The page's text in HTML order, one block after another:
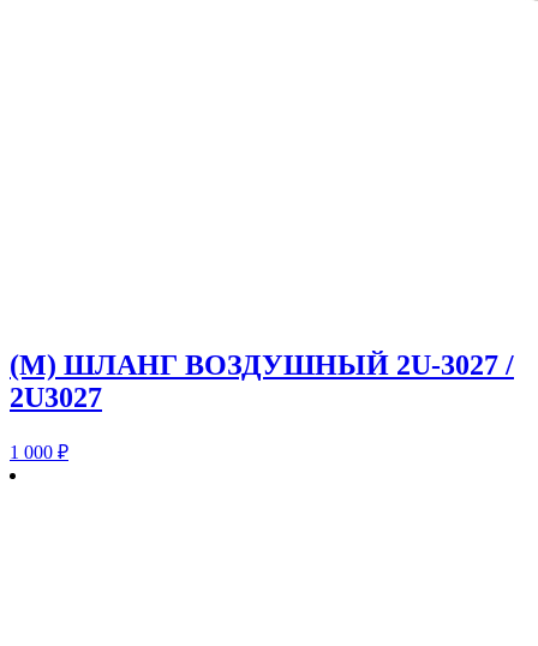
(M) ШЛАНГ ВОЗДУШНЫЙ 2U-3027 /
2U3027
1 000 ₽